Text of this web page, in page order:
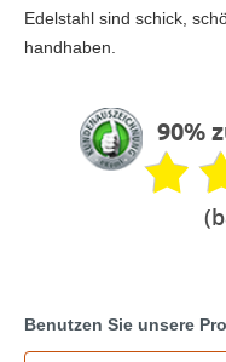
Edelstahl sind schick,
handhaben.
90%
Benutzen Sie unsere